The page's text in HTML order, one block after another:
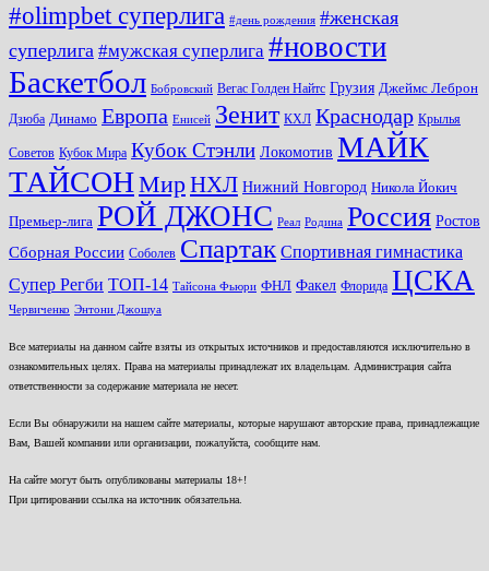
#olimpbet суперлига #день рождения #женская
суперлига #мужская суперлига #новости
Баскетбол Бобровский Вегас Голден Найтс Грузия Джеймс Леброн
Дзюба Динамо Европа Енисей Зенит КХЛ Краснодар Крылья
Советов Кубок Мира Кубок Стэнли Локомотив МАЙК
ТАЙСОНМирНХЛ Нижний Новгород Никола Йокич
Премьер-лига РОЙ ДЖОНС Реал Родина Россия Ростов
Сборная России Соболев Спартак Спортивная гимнастика
Супер Регби ТОП-14 Тайсона Фьюри ФНЛ Факел Флорида ЦСКА
Червиченко Энтони Джошуа
Все материалы на данном сайте взяты из открытых источников и предоставляются исключительно в
ознакомительных целях. Права на материалы принадлежат их владельцам. Администрация сайта
ответственности за содержание материала не несет.
Если Вы обнаружили на нашем сайте материалы, которые нарушают авторские права, принадлежащие
Вам, Вашей компании или организации, пожалуйста, сообщите нам.
На сайте могут быть опубликованы материалы 18+!
При цитировании ссылка на источник обязательна.